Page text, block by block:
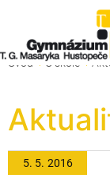
Úvod O škole
5. 5. 2016